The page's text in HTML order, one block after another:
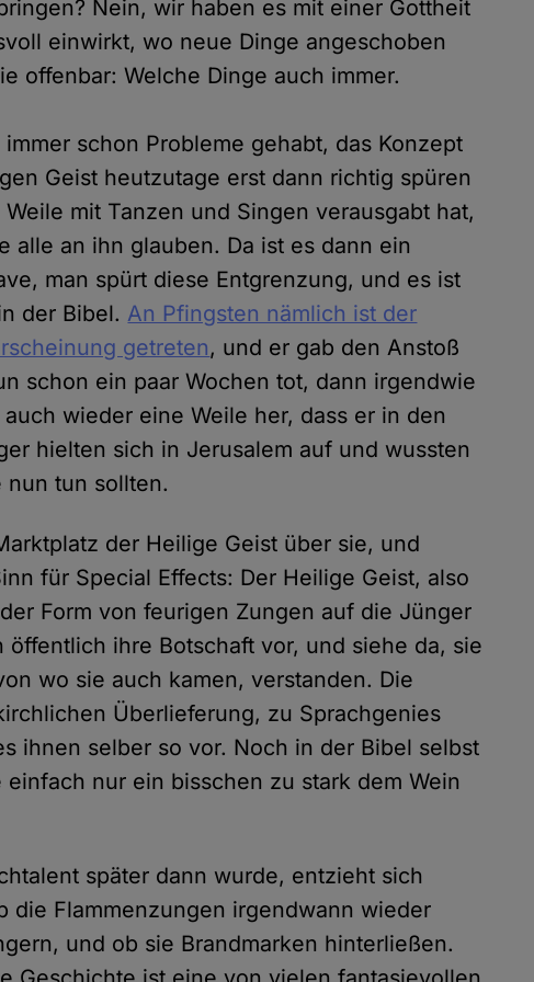
Nein, wir haben es mit einer Gottheit
einwirkt, wo neue Dinge angeschoben
offenbar: Welche Dinge auch immer.
schon Probleme gehabt, das Konzept
Geist heutzutage erst dann richtig spüren
mit Tanzen und Singen verausgabt hat,
alle an ihn glauben. Da ist es dann ein
man spürt diese Entgrenzung, und es ist
der Bibel.An Pfingsten nämlich ist der
getreten, und er gab den Anstoß
schon ein paar Wochen tot, dann irgendwie
wieder eine Weile her, dass er in den
hielten sich in Jerusalem auf und wussten
nun tun sollten.
der Heilige Geist über sie, und
für Special Effects: Der Heilige Geist, also
Form von feurigen Zungen auf die Jünger
ihre Botschaft vor, und siehe da, sie
wo sie auch kamen, verstanden. Die
Überlieferung, zu Sprachgenies
ihnen selber so vor. Noch in der Bibel selbst
nur ein bisschen zu stark dem Wein
später dann wurde, entzieht sich
die Flammenzungen irgendwann wieder
und ob sie Brandmarken hinterließen.